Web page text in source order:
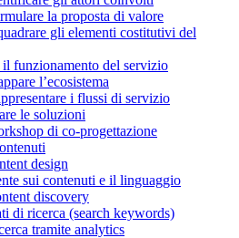
la proposta di valore
gli elementi costitutivi del
funzionamento del servizio
l’ecosistema
i flussi di servizio
le soluzioni
di co-progettazione
design
sui contenuti e il linguaggio
discovery
di ricerca (search keywords)
tramite analytics